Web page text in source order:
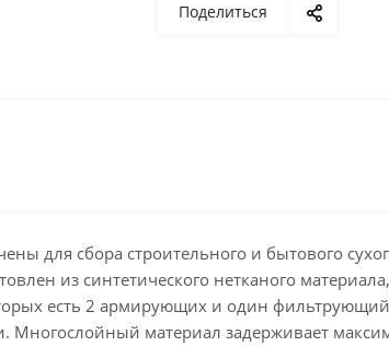
Поделиться
для сбора строительного и бытового
из синтетического нетканого материала,
есть 2 армирующих и один
Многослойный материал задерживает